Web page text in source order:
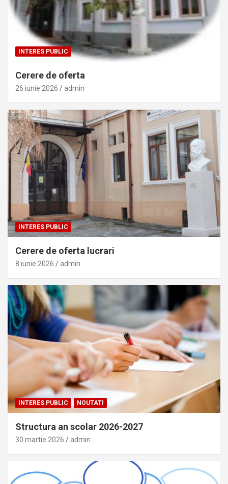
INTERES PUBLIC
Cerere de oferta
26 iunie 2026 admin
INTERES PUBLIC
Cerere de oferta lucrari
8 iunie 2026 admin
INTERES PUBLIC NOUTATI
Structura an scolar 2026-2027
30 martie 2026 admin